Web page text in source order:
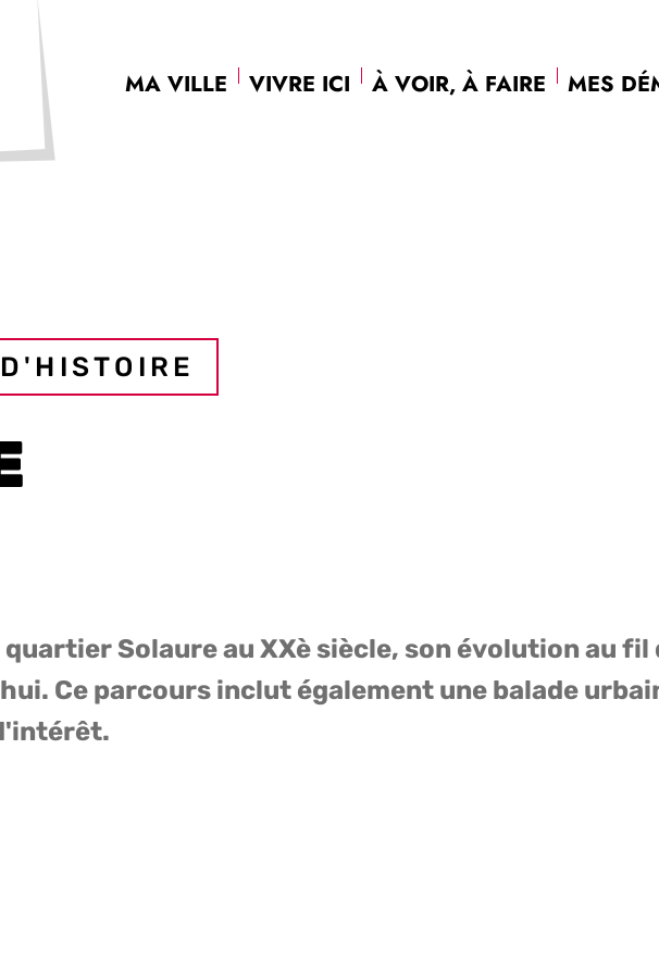
MA VILLE VIVRE ICI À VOIR, À FAIRE MES
Solaure au XXè siècle, son évolution au fil
Ce parcours inclut également une balade